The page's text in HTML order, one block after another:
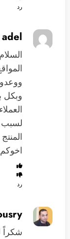
رد
adel
وبكل
لسبب
رد
شكراً